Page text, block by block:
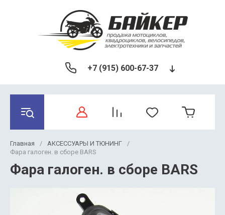
+7 (915) 600-67-37
Главная / АКСЕССУАРЫ И ТЮНИНГ
/
Фара галоген. в сборе BARS
Фара галоген. в сборе BARS